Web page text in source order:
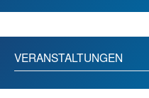
VERANSTALTUNGEN